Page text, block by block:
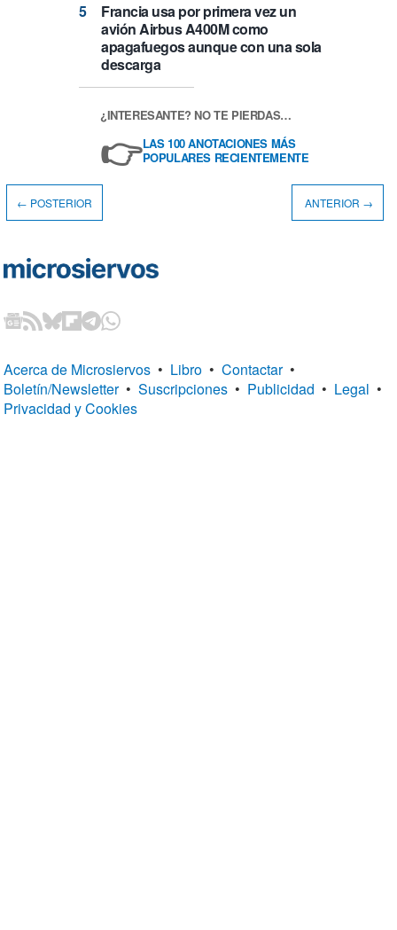
Francia usa por primera vez un
avión Airbus A400M como
apagafuegos aunque con una sola
descarga
¿INTERESANTE? NO TE PIERDAS…
👉LAS 100 ANOTACIONES MÁS
POPULARES RECIENTEMENTE
← POSTERIOR ANTERIOR →
Acerca de Microsiervos • Libro • Contactar •
Boletín/Newsletter • Suscripciones • Publicidad • Legal •
Privacidad y Cookies